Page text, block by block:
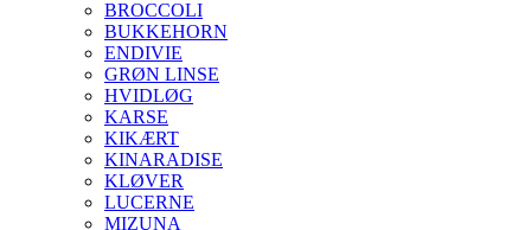
BROCCOLI
BUKKEHORN
ENDIVIE
GRØN LINSE
HVIDLØG
KARSE
KIKÆRT
KINARADISE
KLØVER
LUCERNE
MIZUNA